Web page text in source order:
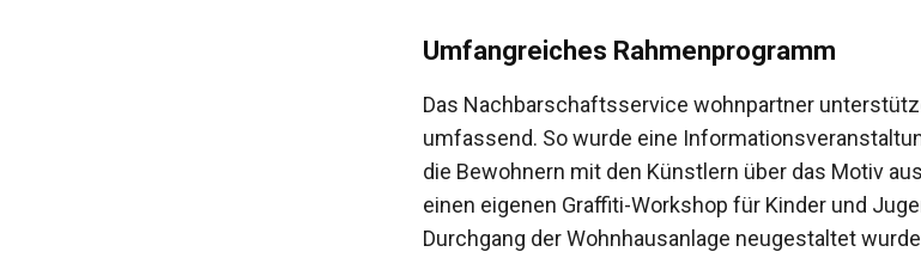
Umfangreiches Rahmenprogramm
Das Nachbarschaftsservice wohnpartner
umfassend. So wurde eine
die Bewohnern mit den Künstlern über das Motiv
einen eigenen Graffiti-Workshop für Kinder und
Durchgang der Wohnhausanlage neugestaltet